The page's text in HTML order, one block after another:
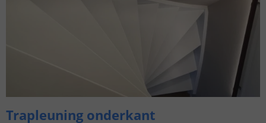
Trapleuning onderkant